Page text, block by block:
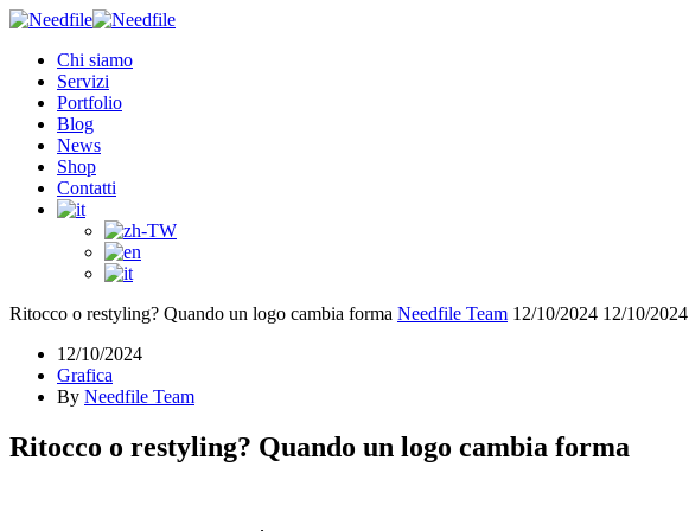
Chi siamo
Servizi
Portfolio
Blog
News
Shop
Contatti
Ritocco o restyling? Quando un logo cambia forma Needfile Team 12/10/2024 12/10/2024
12/10/2024
Grafica
By Needfile Team
Ritocco o restyling? Quando un logo cambia forma